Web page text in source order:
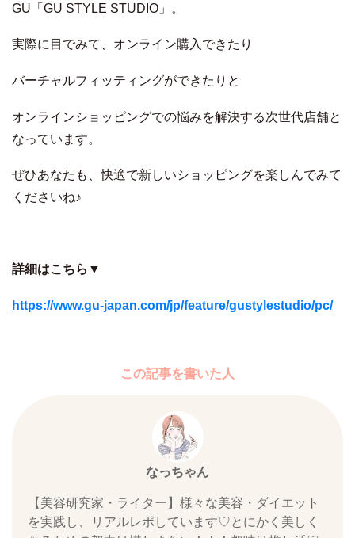
GU「GU STYLE STUDIO」。
実際に目でみて、オンライン購入できたり
バーチャルフィッティングができたりと
オンラインショッピングでの悩みを解決する次世代店舗と
なっています。
ぜひあなたも、快適で新しいショッピングを楽しんでみて
くださいね♪
詳細はこちら▼
https://www.gu-japan.com/jp/feature/gustylestudio/pc/
この記事を書いた人
なっちゃん
【美容研究家・ライター】様々な美容・ダイエット
を実践し、リアルレポしています♡とにかく美しく